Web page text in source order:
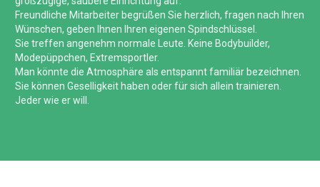
Freundliche Mitarbeiter begrüßen Sie herzlich, fragen nach Ihren
Wünschen, geben Ihnen Ihren eigenen Spindschlüssel.
Sie treffen angenehm normale Leute. Keine Bodybuilder,
Modepüppchen, Extremsportler.
Man könnte die Atmosphäre als entspannt familiär bezeichnen.
Sie können Geselligkeit haben oder für sich allein trainieren.
Jeder wie er will.